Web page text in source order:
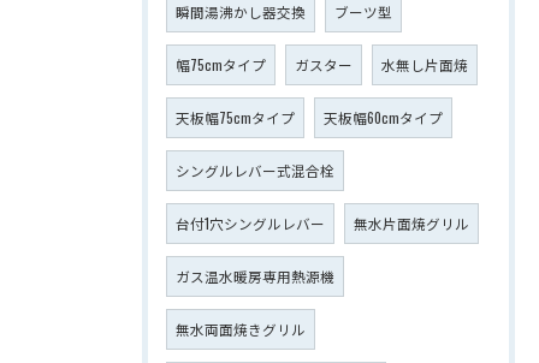
瞬間湯沸かし器交換 ブーツ型
幅75cmタイプ ガスター 水無し片面焼
天板幅75cmタイプ 天板幅60cmタイプ
シングルレバー式混合栓
台付1穴シングルレバー 無水片面焼グリル
ガス温水暖房専用熱源機
無水両面焼きグリル